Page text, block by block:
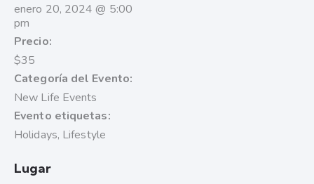
enero 20, 2024 @ 5:00
pm
Precio:
$35
Categoría del Evento:
New Life Events
Evento etiquetas:
Holidays, Lifestyle
Lugar